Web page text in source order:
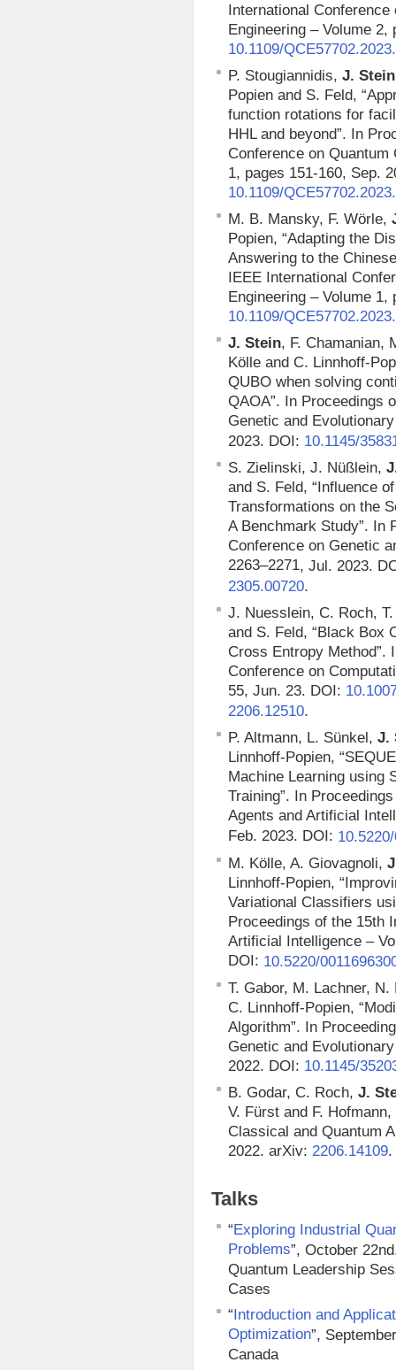
International
Engineering – Volume
10.1109/
P. Stougiannidis,J. Stein
Popien and S. Feld,
function rotations for
HHL and beyond”. In
Conference on Quantum
1, pages 151-160, Sep.
10.1109/
M. B. Mansky, F. Wörle,
Popien, “Adapting the
Answering to the
IEEE International
Engineering – Volume
10.1109/
J. Stein, F. Chamanian,
Kölle and C. Linnhoff-
QUBO when solving
QAOA”. In Proceedings
Genetic and
2023. DOI: 10.1145/
S. Zielinski, J. Nüßlein,
and S. Feld, “Influence
Transformations on the
A Benchmark Study”. In
Conference on Genetic
2263–2271, Jul. 2023.
2305.00720.
J. Nuesslein, C. Roch,
and S. Feld, “Black Box
Cross Entropy Method”.
Conference on
55, Jun. 23. DOI:
2206.12510.
P. Altmann, L. Sünkel,J.
Linnhoff-Popien,
Machine Learning using
Training”. In
Agents and Artificial
Feb. 2023. DOI:
M. Kölle, A. Giovagnoli,
Linnhoff-Popien,
Variational Classifiers
Proceedings of the 15th
Artificial Intelligence –
DOI: 10.5220/
T. Gabor, M. Lachner,
C. Linnhoff-Popien,
Algorithm”. In
Genetic and
2022. DOI: 10.1145/
B. Godar, C. Roch,J.
V. Fürst and F.
Classical and Quantum
2022. arXiv:2206.14109.
Talks
“Exploring Industrial
Problems”, October
Quantum Leadership
Cases
“Introduction and
Optimization”,
Canada